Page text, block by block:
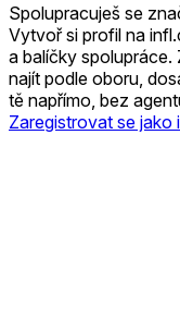
Spolupracuješ se
Vytvoř si profil na
a balíčky
najít podle oboru,
tě napřímo, bez
Zaregistrovat se jako